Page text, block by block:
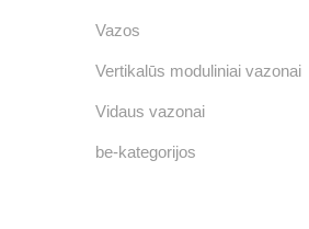
Vazos
Vertikalūs moduliniai vazonai
Vidaus vazonai
be-kategorijos